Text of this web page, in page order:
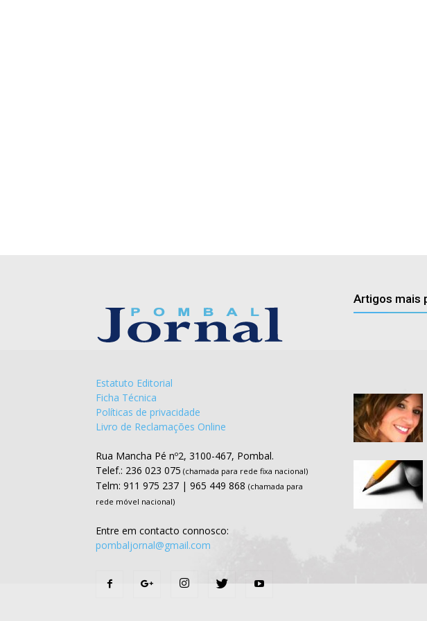
Estatuto Editorial
Ficha Técnica
Políticas de privacidade
Livro de Reclamações Online
Rua Mancha Pé nº2, 3100-467, Pombal.
Telef.: 236 023 075 (chamada para rede fixa nacional)
Telm: 911 975 237 | 965 449 868 (chamada para
rede móvel nacional)
Entre em contacto connosco:
pombaljornal@gmail.com
Artigos mais